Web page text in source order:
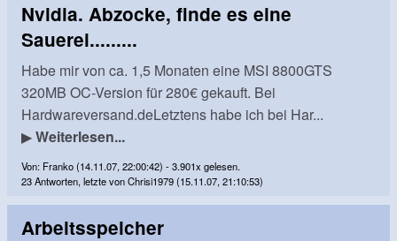
Nvidia. Abzocke, finde es eine
Sauerei.........
Habe mir von ca. 1,5 Monaten eine MSI 8800GTS
320MB OC-Version für 280€ gekauft. Bei
Hardwareversand.deLetztens habe ich bei Har...
▶Weiterlesen...
Von: Franko (14.11.07, 22:00:42) - 3.901x gelesen.
23 Antworten, letzte von Chrisi1979 (15.11.07, 21:10:53)
Arbeitsspeicher